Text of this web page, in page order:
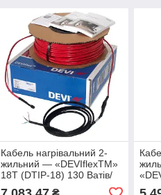
Кабель нагрівальний 2-
жильний — «DEVIflexTM»
18T (DTIP-18) 130 Ватів/
метр 105 метрів
18)